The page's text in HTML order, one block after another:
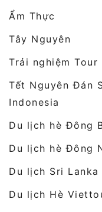
Ẩm Thực
Tây Nguyên
Trải nghiệm Tour
Tết Nguyên Đán
Indonesia
Du lịch hè Đông
Du lịch hè Đông
Du lịch Sri Lanka
Du lịch Hè